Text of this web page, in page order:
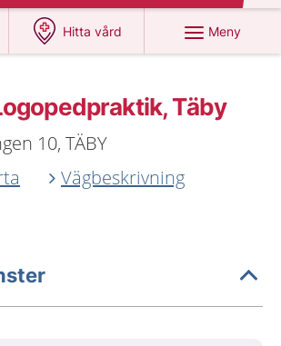
Hitta vård
på 1177.se
Meny
Täby
10, TÄBY
Vägbeskrivning